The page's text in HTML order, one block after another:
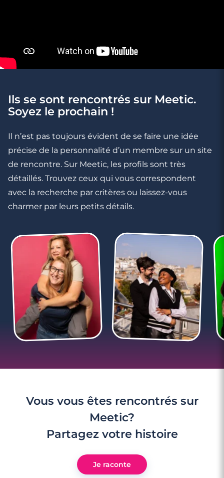
une
femme
célibataires
à
Ils se sont rencontrés sur Meetic.
Soyez le prochain !
Il n’est pas toujours évident de se faire une idée
précise de la personnalité d’un membre sur un site
de rencontre. Sur Meetic, les profils sont très
détaillés. Trouvez ceux qui vous correspondent
avec la recherche par critères ou laissez-vous
charmer par leurs petits détails.
Vous vous êtes rencontrés sur
Meetic?
Partagez votre histoire
Je raconte